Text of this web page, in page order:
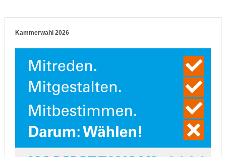
Kammerwahl 2026